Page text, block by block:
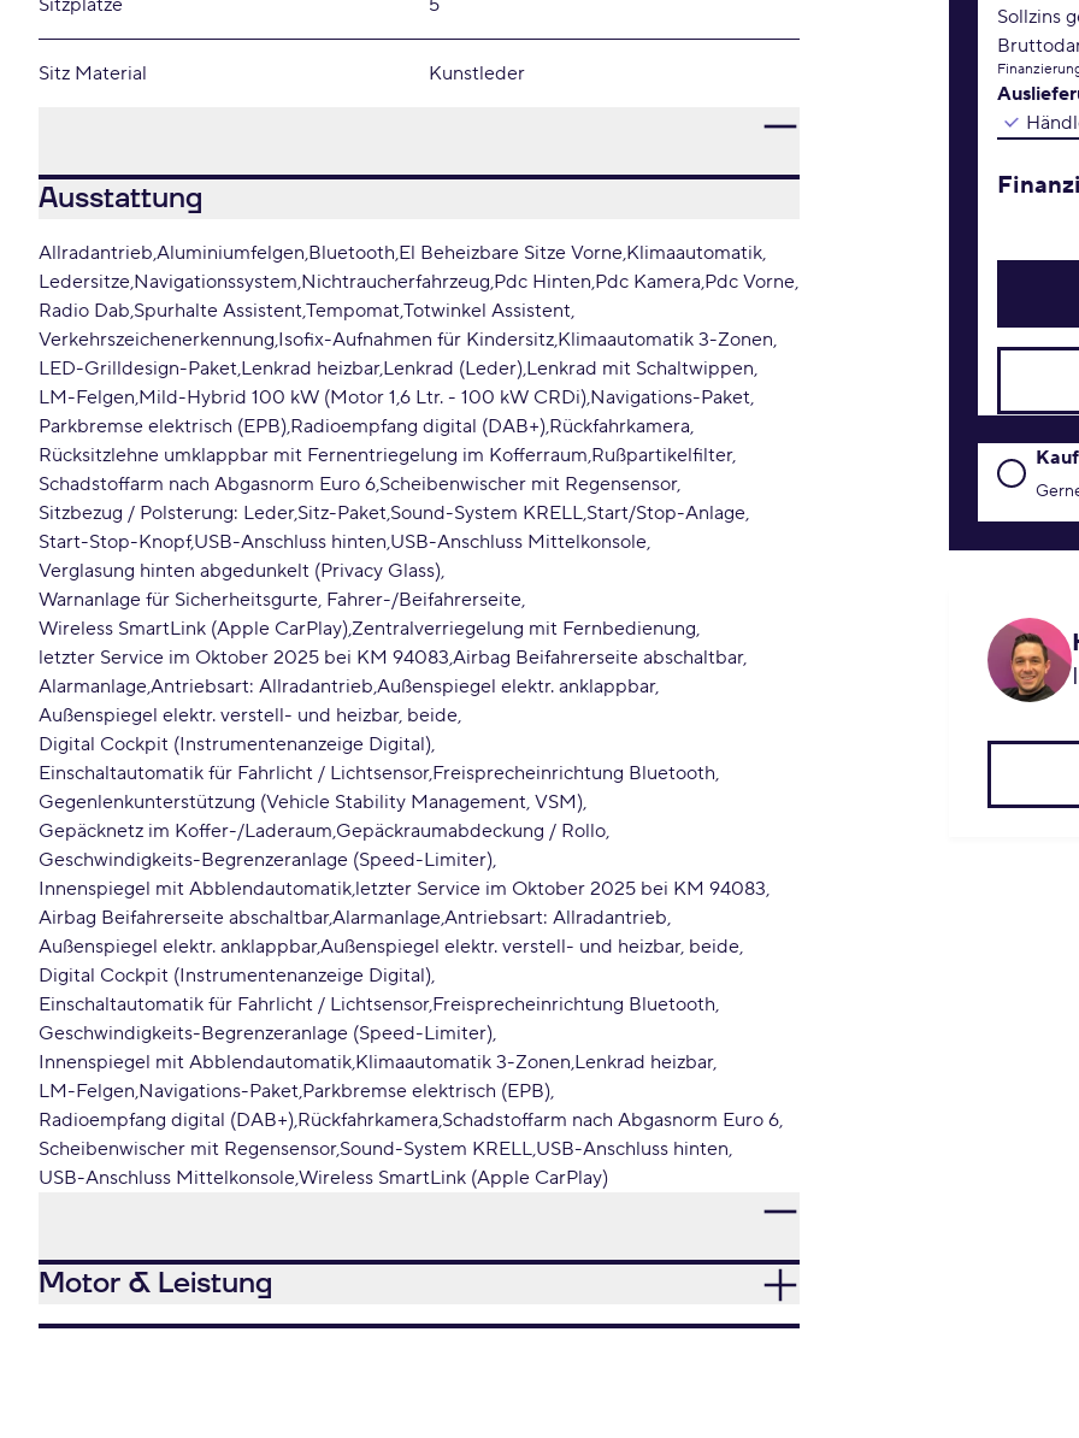
Sollzins
Sitzplätze 5
Sitz Material Kunstleder
Ausstattung
Allradantrieb Aluminiumfelgen Bluetooth El Beheizbare Sitze Vorne Klimaautomatik
Ledersitze Navigationssystem Nichtraucherfahrzeug Pdc Hinten Pdc Kamera Pdc Vorne
Radio Dab Spurhalte AssistentTempomatTotwinkel Assistent
Verkehrszeichenerkennung Isofix-Aufnahmen für Kindersitz Klimaautomatik 3-Zonen
LED-Grilldesign-Paket Lenkrad heizbar Lenkrad (Leder) Lenkrad mit Schaltwippen
LM-Felgen Mild-Hybrid 100 kW (Motor 1,6 Ltr. - 100 kW CRDi) Navigations-Paket
Parkbremse elektrisch (EPB) Radioempfang digital (DAB+) Rückfahrkamera
Rücksitzlehne umklappbar mit Fernentriegelung im Kofferraum Rußpartikelfilter
Schadstoffarm nach Abgasnorm Euro 6 Scheibenwischer mit Regensensor
Sitzbezug / Polsterung: Leder Sitz-Paket Sound-System KRELL Start/Stop-Anlage
Start-Stop-Knopf USB-Anschluss hinten USB-Anschluss Mittelkonsole
Verglasung hinten abgedunkelt (Privacy Glass)
Warnanlage für Sicherheitsgurte, Fahrer-/Beifahrerseite
Wireless SmartLink (Apple CarPlay)Zentralverriegelung mit Fernbedienung
letzter Service im Oktober 2025 bei KM 94083 Airbag Beifahrerseite abschaltbar
AlarmanlageAntriebsart: Allradantrieb Außenspiegel elektr. anklappbar
Außenspiegel elektr. verstell- und heizbar, beide
Digital Cockpit (Instrumentenanzeige Digital)
Einschaltautomatik für Fahrlicht / Lichtsensor Freisprecheinrichtung Bluetooth
Gegenlenkunterstützung (Vehicle Stability Management, VSM)
Gepäcknetz im Koffer-/Laderaum Gepäckraumabdeckung / Rollo
Geschwindigkeits-Begrenzeranlage (Speed-Limiter)
Innenspiegel mit Abblendautomatik letzter Service im Oktober 2025 bei KM 94083
Airbag Beifahrerseite abschaltbarAlarmanlageAntriebsart: Allradantrieb
Außenspiegel elektr. anklappbarAußenspiegel elektr. verstell- und heizbar, beide
Digital Cockpit (Instrumentenanzeige Digital)
Einschaltautomatik für Fahrlicht / Lichtsensor Freisprecheinrichtung Bluetooth
Geschwindigkeits-Begrenzeranlage (Speed-Limiter)
Innenspiegel mit Abblendautomatik Klimaautomatik 3-Zonen Lenkrad heizbar
LM-Felgen Navigations-Paket Parkbremse elektrisch (EPB)
Radioempfang digital (DAB+) Rückfahrkamera Schadstoffarm nach Abgasnorm Euro 6
Scheibenwischer mit Regensensor Sound-System KRELL USB-Anschluss hinten
USB-Anschluss MittelkonsoleWireless SmartLink (Apple CarPlay)
Motor & Leistung